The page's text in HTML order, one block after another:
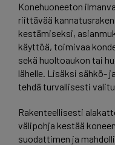
Konehuoneeton
riittävää
kestämiseksi,
käyttöä, toimivaa
sekä huoltoaukon tai
lähelle. Lisäksi sähkö-
tehdä turvallisesti
Rakenteellisesti
välipohja kestää
suodattimen ja